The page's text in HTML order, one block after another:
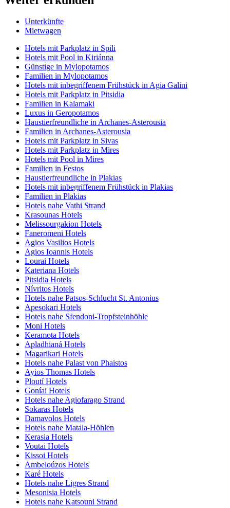
Unterkünfte
Mietwagen
Hotels mit Parkplatz in Spili
Hotels mit Pool in Kiriánna
Günstige in Mylopotamos
Familien in Mylopotamos
Hotels mit inbegriffenem Frühstück in Agia Galini
Hotels mit Parkplatz in Pitsidia
Familien in Kalamaki
Luxus in Geropotamos
Haustierfreundliche in Archanes-Asterousia
Familien in Archanes-Asterousia
Hotels mit Parkplatz in Sivas
Hotels mit Parkplatz in Mires
Hotels mit Pool in Mires
Familien in Festos
Haustierfreundliche in Plakias
Hotels mit inbegriffenem Frühstück in Plakias
Familien in Plakias
Hotels nahe Vathi Strand
Krasounas Hotels
Melissourgakion Hotels
Faneromeni Hotels
Agios Vasilios Hotels
Agios Ioannis Hotels
Lourai Hotels
Kateriana Hotels
Pitsidia Hotels
Nívritos Hotels
Hotels nahe Patsos-Schlucht St. Antonius
Apesokari Hotels
Hotels nahe Sfendoni-Tropfsteinhöhle
Moni Hotels
Keramota Hotels
Apladhianá Hotels
Magarikari Hotels
Hotels nahe Palast von Phaistos
Ayios Thomas Hotels
Ploutí Hotels
Goníai Hotels
Hotels nahe Agiofarago Strand
Sokaras Hotels
Damavolos Hotels
Hotels nahe Matala-Höhlen
Kerasia Hotels
Voutai Hotels
Kissoi Hotels
Ambeloúzos Hotels
Karé Hotels
Hotels nahe Ligres Strand
Mesonisia Hotels
Hotels nahe Katsouni Strand